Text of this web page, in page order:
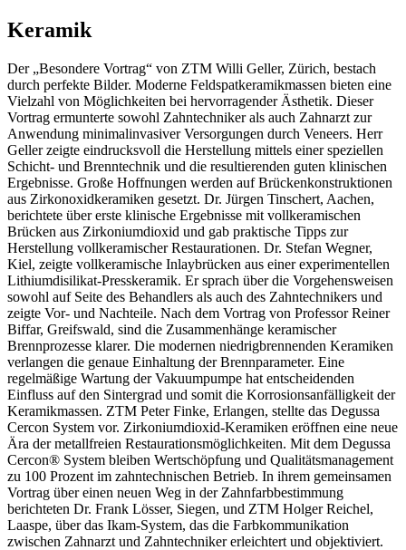
Keramik
Der „Besondere Vortrag“ von ZTM Willi Geller, Zürich, bestach
durch perfekte Bilder. Moderne Feldspatkeramikmassen bieten eine
Vielzahl von Möglichkeiten bei hervorragender Ästhetik. Dieser
Vortrag ermunterte sowohl Zahntechniker als auch Zahnarzt zur
Anwendung minimalinvasiver Versorgungen durch Veneers. Herr
Geller zeigte eindrucksvoll die Herstellung mittels einer speziellen
Schicht- und Brenntechnik und die resultierenden guten klinischen
Ergebnisse. Große Hoffnungen werden auf Brückenkonstruktionen
aus Zirkonoxidkeramiken gesetzt. Dr. Jürgen Tinschert, Aachen,
berichtete über erste klinische Ergebnisse mit vollkeramischen
Brücken aus Zirkoniumdioxid und gab praktische Tipps zur
Herstellung vollkeramischer Restaurationen. Dr. Stefan Wegner,
Kiel, zeigte vollkeramische Inlaybrücken aus einer experimentellen
Lithiumdisilikat-Presskeramik. Er sprach über die Vorgehensweisen
sowohl auf Seite des Behandlers als auch des Zahntechnikers und
zeigte Vor- und Nachteile. Nach dem Vortrag von Professor Reiner
Biffar, Greifswald, sind die Zusammenhänge keramischer
Brennprozesse klarer. Die modernen niedrigbrennenden Keramiken
verlangen die genaue Einhaltung der Brennparameter. Eine
regelmäßige Wartung der Vakuumpumpe hat entscheidenden
Einfluss auf den Sintergrad und somit die Korrosionsanfälligkeit der
Keramikmassen. ZTM Peter Finke, Erlangen, stellte das Degussa
Cercon System vor. Zirkoniumdioxid-Keramiken eröffnen eine neue
Ära der metallfreien Restaurationsmöglichkeiten. Mit dem Degussa
Cercon® System bleiben Wertschöpfung und Qualitätsmanagement
zu 100 Prozent im zahntechnischen Betrieb. In ihrem gemeinsamen
Vortrag über einen neuen Weg in der Zahnfarbbestimmung
berichteten Dr. Frank Lösser, Siegen, und ZTM Holger Reichel,
Laaspe, über das Ikam-System, das die Farbkommunikation
zwischen Zahnarzt und Zahntechniker erleichtert und objektiviert.